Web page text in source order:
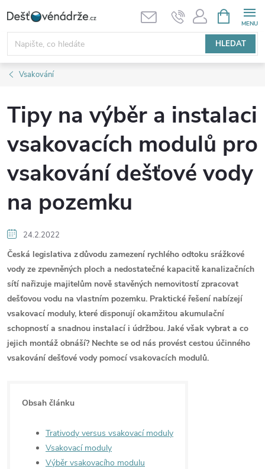
na
obsah
HLEDAT
NÁKUPNÍ
KOŠÍK
Vsakování
Tipy na výběr a instalaci
vsakovacích modulů pro
vsakování dešťové vody
na pozemku
24.2.2022
Česká legislativa z důvodu zamezení rychlého odtoku srážkové
vody ze zpevněných ploch a nedostatečné kapacitě kanalizačních
sítí nařizuje majitelům nově stavěných nemovitostí zpracovat
dešťovou vodu na vlastním pozemku. Praktické řešení nabízejí
vsakovací moduly, které disponují okamžitou akumulační
schopností a snadnou instalací i údržbou. Jaké však vybrat a co
jejich montáž obnáší? Nechte se od nás provést cestou účinného
vsakování dešťové vody pomocí vsakovacích modulů.
Obsah článku
Trativody versus vsakovací moduly
Vsakovací moduly
Výběr vsakovacího modulu